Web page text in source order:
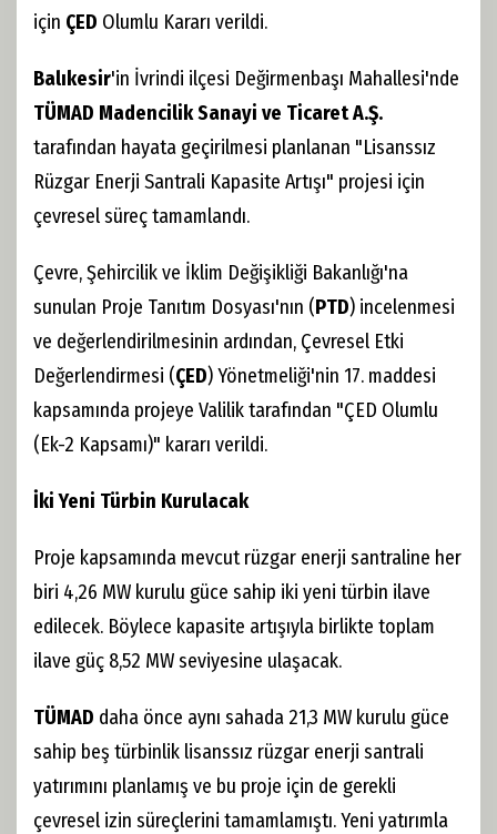
için ÇED Olumlu Kararı verildi.
Balıkesir'in İvrindi ilçesi Değirmenbaşı Mahallesi'nde
TÜMAD Madencilik Sanayi ve Ticaret A.Ş.
tarafından hayata geçirilmesi planlanan "Lisanssız
Rüzgar Enerji Santrali Kapasite Artışı" projesi için
çevresel süreç tamamlandı.
Çevre, Şehircilik ve İklim Değişikliği Bakanlığı'na
sunulan Proje Tanıtım Dosyası'nın (PTD) incelenmesi
ve değerlendirilmesinin ardından, Çevresel Etki
Değerlendirmesi (ÇED) Yönetmeliği'nin 17. maddesi
kapsamında projeye Valilik tarafından "ÇED Olumlu
(Ek-2 Kapsamı)" kararı verildi.
İki Yeni Türbin Kurulacak
Proje kapsamında mevcut rüzgar enerji santraline her
biri 4,26 MW kurulu güce sahip iki yeni türbin ilave
edilecek. Böylece kapasite artışıyla birlikte toplam
ilave güç 8,52 MW seviyesine ulaşacak.
TÜMAD daha önce aynı sahada 21,3 MW kurulu güce
sahip beş türbinlik lisanssız rüzgar enerji santrali
yatırımını planlamış ve bu proje için de gerekli
çevresel izin süreçlerini tamamlamıştı. Yeni yatırımla